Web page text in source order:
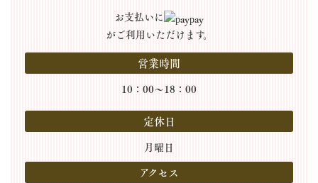
お支払いに
がご利用いただけます。
営業時間
10：00～18：00
定休日
月曜日
アクセス